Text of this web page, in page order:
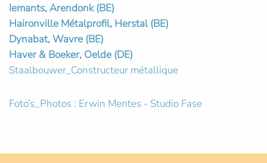
Iemants, Arendonk (BE)
Haironville Métalprofil, Herstal (BE)
Dynabat, Wavre (BE)
Haver & Boeker, Oelde (DE)
Staalbouwer_Constructeur métallique
Foto’s_Photos : Erwin Mentes - Studio Fase